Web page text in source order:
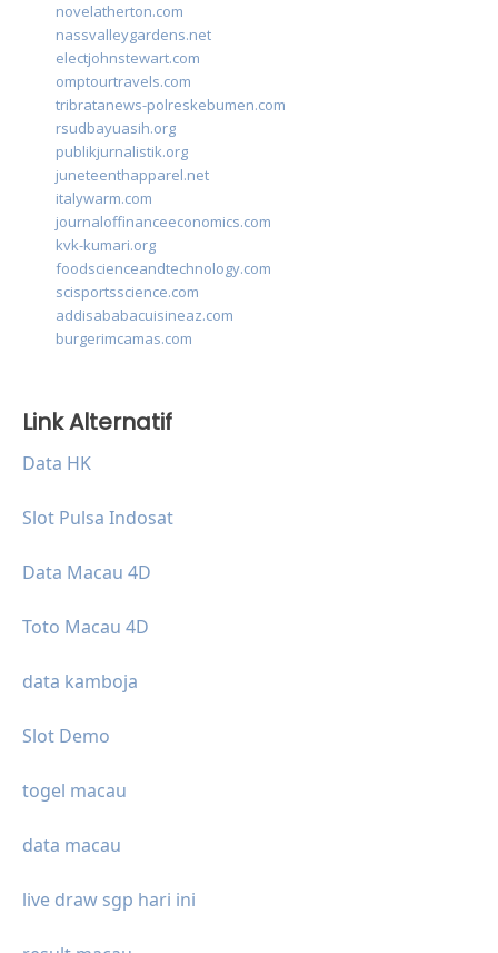
novelatherton.com
nassvalleygardens.net
electjohnstewart.com
omptourtravels.com
tribratanews-polreskebumen.com
rsudbayuasih.org
publikjurnalistik.org
juneteenthapparel.net
italywarm.com
journaloffinanceeconomics.com
kvk-kumari.org
foodscienceandtechnology.com
scisportsscience.com
addisababacuisineaz.com
burgerimcamas.com
Link Alternatif
Data HK
Slot Pulsa Indosat
Data Macau 4D
Toto Macau 4D
data kamboja
Slot Demo
togel macau
data macau
live draw sgp hari ini